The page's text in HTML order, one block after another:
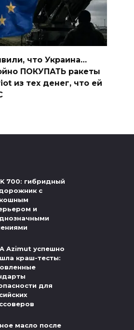
что Украина…
ПОКУПАТЬ ракеты
из тех денег, что ей
700: гибридный
с
и
Azimut успешно
краш-тесты:
для
масло после